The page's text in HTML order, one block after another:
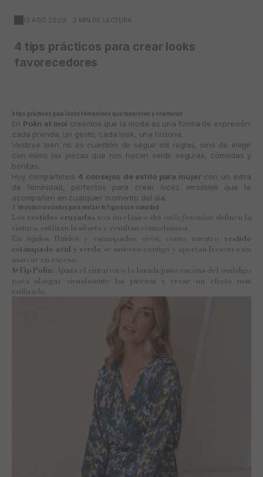
13 AGO 2025 2 MIN DE LECTURA
4 tips prácticos para crear looks
favorecedores
4 tips prácticos para looks femeninos que favorecen y enamoran
En Polin et moi creemos que la moda es una forma de expresión:
cada prenda, un gesto; cada look, una historia.
Vestirse bien no es cuestión de seguir mil reglas, sino de elegir
con mimo las piezas que nos hacen sentir seguras, cómodas y
bonitas.
Hoy compartimos 4 consejos de estilo para mujer con un extra
de feminidad, perfectos para crear looks versátiles que te
acompañen en cualquier momento del día.
1. Vestidos cruzados para realzar la figura con suavidad
Los vestidos cruzados son un clásico del estilo femenino: definen la
cintura, estilizan la silueta y resultan comodísimos.
En tejidos fluidos y estampados vivos, como nuestro vestido
estampado azul y verde, se mueven contigo y aportan frescura sin
marcar en exceso.
✨Tip Polin:Ajusta el cinturón o la lazada justo encima del ombligo
para alargar visualmente las piernas y crear un efecto más
estilizado.